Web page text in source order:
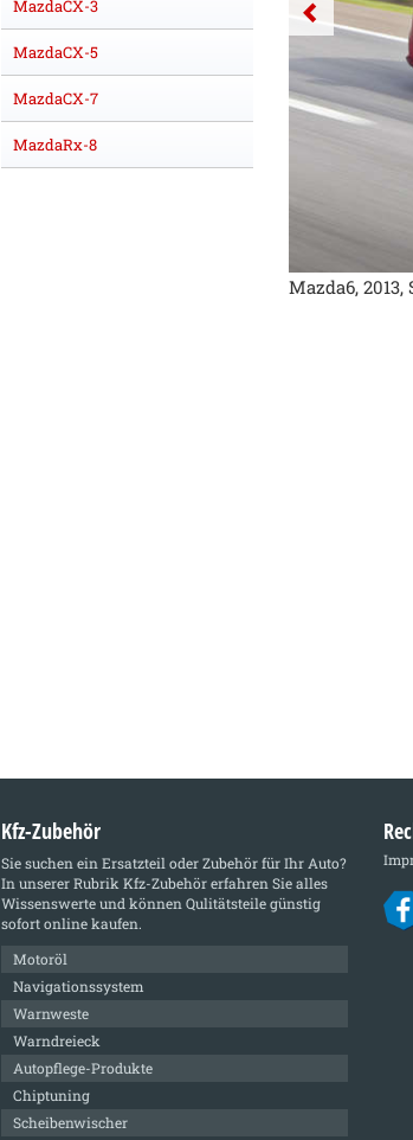
Mazda6,
MazdaCX-3
MazdaCX-5
MazdaCX-7
MazdaRx-8
Kfz-Zubehör
Sie suchen ein Ersatzteil oder Zubehör für Ihr Auto?
In unserer Rubrik Kfz-Zubehörerfahren Sie alles
Wissenswerte und können Qulitätsteile günstig
sofort online kaufen.
Motoröl
Navigationssystem
Warnweste
Warndreieck
Autopflege-Produkte
Chiptuning
Scheibenwischer